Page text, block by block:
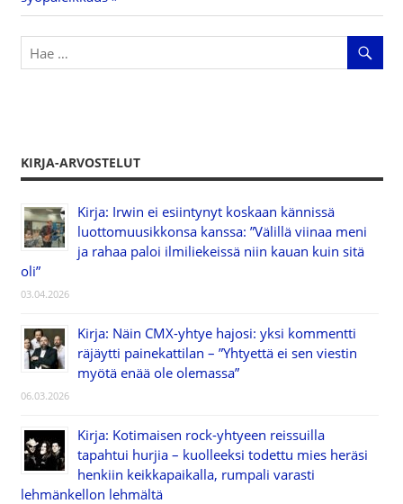
KIRJA-ARVOSTELUT
Kirja: Irwin ei esiintynyt koskaan kännissä
luottomuusikkonsa kanssa: ”Välillä viinaa meni
ja rahaa paloi ilmiliekeissä niin kauan kuin sitä
oli”
03.04.2026
Kirja: Näin CMX-yhtye hajosi: yksi kommentti
räjäytti painekattilan – ”Yhtyettä ei sen viestin
myötä enää ole olemassa”
06.03.2026
Kirja: Kotimaisen rock-yhtyeen reissuilla
tapahtui hurjia – kuolleeksi todettu mies heräsi
henkiin keikkapaikalla, rumpali varasti
lehmänkellon lehmältä